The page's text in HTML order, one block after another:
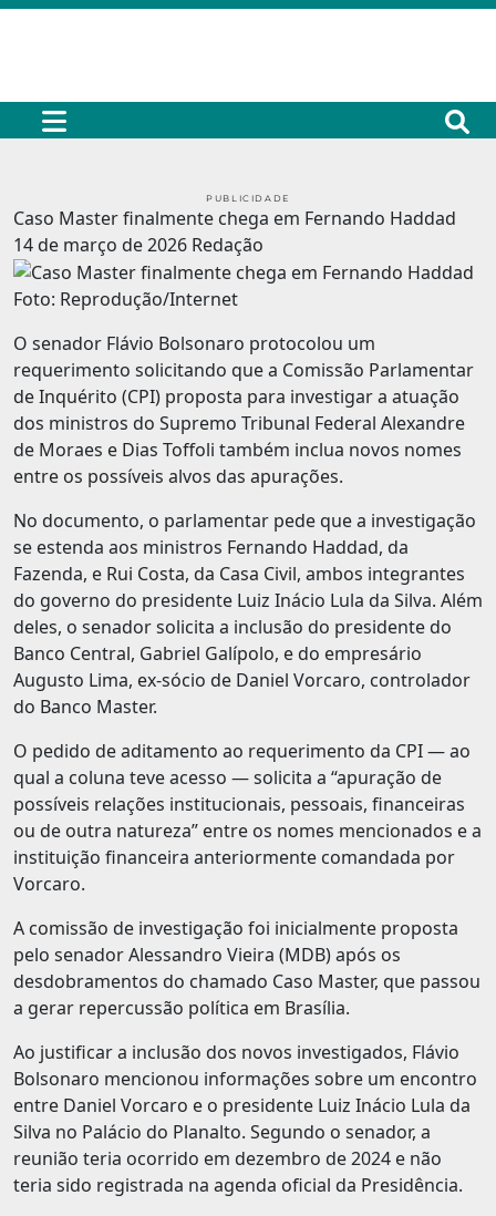
PUBLICIDADE
Caso Master finalmente chega em Fernando Haddad
14 de março de 2026 Redação
Foto: Reprodução/Internet
O senador Flávio Bolsonaro protocolou um
requerimento solicitando que a Comissão Parlamentar
de Inquérito (CPI) proposta para investigar a atuação
dos ministros do Supremo Tribunal Federal Alexandre
de Moraes e Dias Toffoli também inclua novos nomes
entre os possíveis alvos das apurações.
No documento, o parlamentar pede que a investigação
se estenda aos ministros Fernando Haddad, da
Fazenda, e Rui Costa, da Casa Civil, ambos integrantes
do governo do presidente Luiz Inácio Lula da Silva. Além
deles, o senador solicita a inclusão do presidente do
Banco Central, Gabriel Galípolo, e do empresário
Augusto Lima, ex-sócio de Daniel Vorcaro, controlador
do Banco Master.
O pedido de aditamento ao requerimento da CPI — ao
qual a coluna teve acesso — solicita a “apuração de
possíveis relações institucionais, pessoais, financeiras
ou de outra natureza” entre os nomes mencionados e a
instituição financeira anteriormente comandada por
Vorcaro.
A comissão de investigação foi inicialmente proposta
pelo senador Alessandro Vieira (MDB) após os
desdobramentos do chamado Caso Master, que passou
a gerar repercussão política em Brasília.
Ao justificar a inclusão dos novos investigados, Flávio
Bolsonaro mencionou informações sobre um encontro
entre Daniel Vorcaro e o presidente Luiz Inácio Lula da
Silva no Palácio do Planalto. Segundo o senador, a
reunião teria ocorrido em dezembro de 2024 e não
teria sido registrada na agenda oficial da Presidência.